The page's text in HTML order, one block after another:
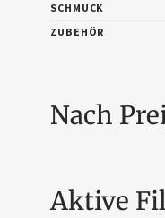
SCHMUCK
ZUBEHÖR
Nach
Aktive